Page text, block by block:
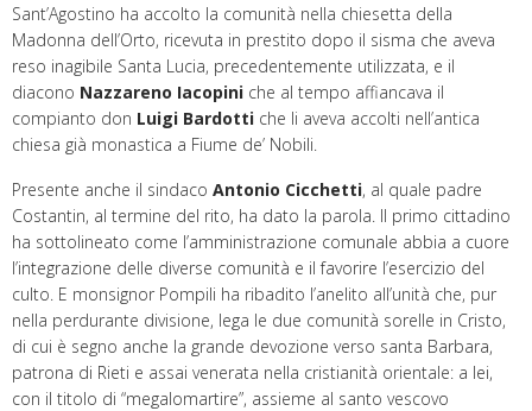
Sant’Agostino ha accolto la comunità nella chiesetta della
Madonna dell’Orto, ricevuta in prestito dopo il sisma che aveva
reso inagibile Santa Lucia, precedentemente utilizzata, e il
diacono Nazzareno Iacopini che al tempo affiancava il
compianto don Luigi Bardotti che li aveva accolti nell’antica
chiesa già monastica a Fiume de’ Nobili.
Presente anche il sindaco Antonio Cicchetti, al quale padre
Costantin, al termine del rito, ha dato la parola. Il primo cittadino
ha sottolineato come l’amministrazione comunale abbia a cuore
l’integrazione delle diverse comunità e il favorire l’esercizio del
culto. E monsignor Pompili ha ribadito l’anelito all’unità che, pur
nella perdurante divisione, lega le due comunità sorelle in Cristo,
di cui è segno anche la grande devozione verso santa Barbara,
patrona di Rieti e assai venerata nella cristianità orientale: a lei,
con il titolo di “megalomartire”, assieme al santo vescovo